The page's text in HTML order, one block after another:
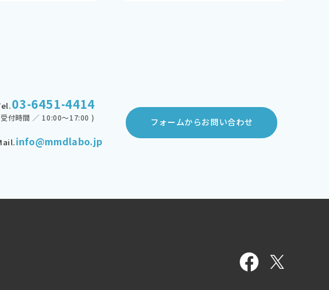
03-6451-4414
付時間 ／ 10:00～17:00 )
info@mmdlabo.jp
フォームからお問い合わせ